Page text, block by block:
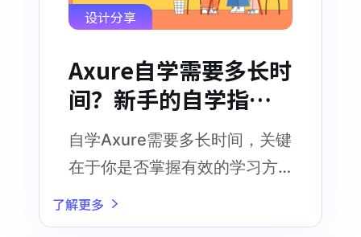
设计分享
Axure自学需要多长时
间？新手的自学指
南！
自学Axure需要多长时间，关键
在于你是否掌握有效的学习方
法，以及是否找到好的辅助工
了解更多